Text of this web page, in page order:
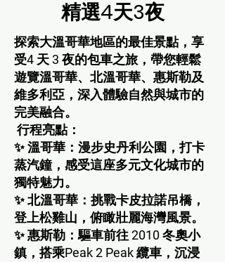
精選4天3夜
探索大溫哥華地區的最佳景點，享
受4 天 3 夜的包車之旅，帶您輕鬆
遊覽溫哥華、北溫哥華、惠斯勒及
維多利亞，深入體驗自然與城市的
完美融合。
行程亮點：
✨ 溫哥華：漫步史丹利公園，打卡
蒸汽鐘，感受這座多元文化城市的
獨特魅力。
✨ 北溫哥華：挑戰卡皮拉諾吊橋，
登上松雞山，俯瞰壯麗海灣風景。
✨ 惠斯勒：驅車前往 2010 冬奧小
鎮，搭乘Peak 2 Peak 纜車，沉浸